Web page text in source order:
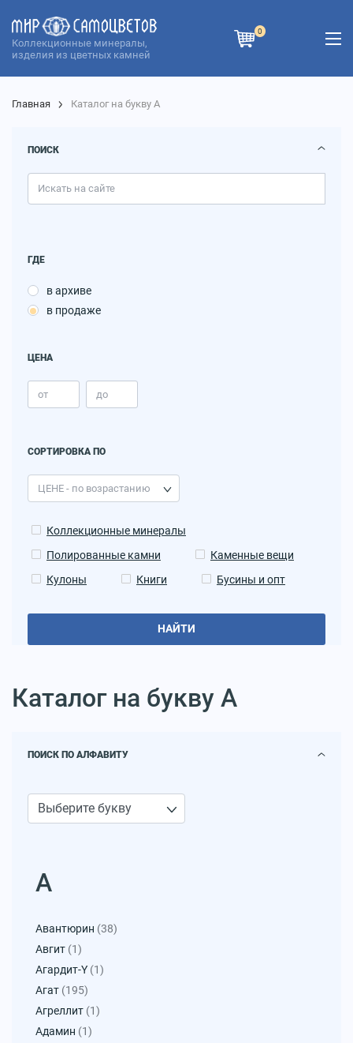
Коллекционные минералы,
изделия из цветных камней
0
Главная Каталог на букву А
ПОИСК
ГДЕ
в архиве
в продаже
ЦЕНА
СОРТИРОВКА ПО
Коллекционные минералы
Полированные камни
Каменные вещи
Кулоны
Книги Бусины и опт
НАЙТИ
Каталог на букву А
ПОИСК ПО АЛФАВИТУ
А
Авантюрин (38)
Авгит (1)
Агардит-Y (1)
Агат (195)
Агреллит (1)
Адамин (1)